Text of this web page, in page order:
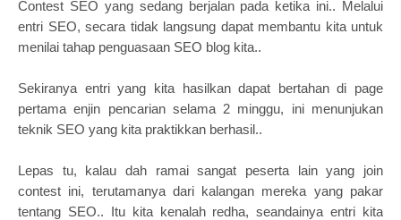
Contest SEO yang sedang berjalan pada ketika ini.. Melalui
entri SEO, secara tidak langsung dapat membantu kita untuk
menilai tahap penguasaan SEO blog kita..
Sekiranya entri yang kita hasilkan dapat bertahan di page
pertama enjin pencarian selama 2 minggu, ini menunjukan
teknik SEO yang kita praktikkan berhasil..
Lepas tu, kalau dah ramai sangat peserta lain yang join
contest ini, terutamanya dari kalangan mereka yang pakar
tentang SEO.. Itu kita kenalah redha, seandainya entri kita